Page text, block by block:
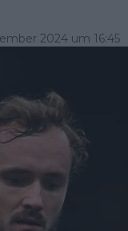
2024 um 16:45